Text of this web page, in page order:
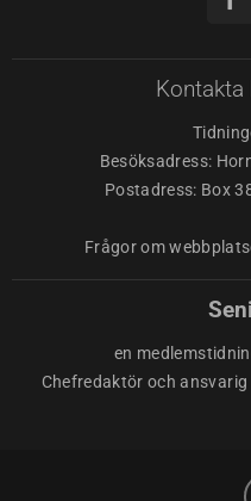
Kontakta
Besöksadress:
Postadress: Box
Frågor om
en
Chefredaktör och